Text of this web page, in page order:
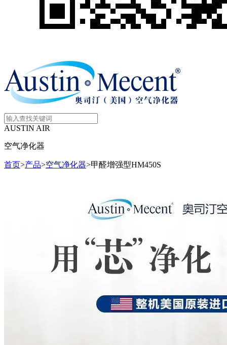
AUSTIN AIR
空气净化器
首页>产品>空气净化器>甲醛增强型HM450S